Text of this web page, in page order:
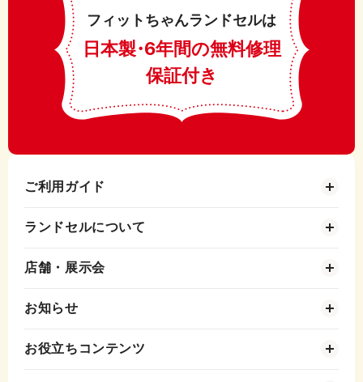
フィットちゃんランドセルは
日本製・6年間の無料修理
保証付き
ご利用ガイド
ランドセルについて
店舗・展示会
お知らせ
お役立ちコンテンツ